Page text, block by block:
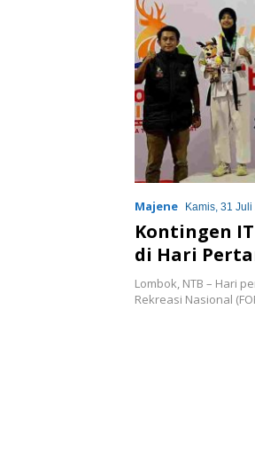
Majene Kamis, 31
Kontingen
di Hari
Lombok, NTB – Hari
Rekreasi Nasional